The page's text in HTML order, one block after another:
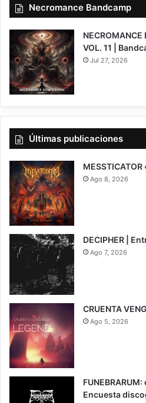
Necromance Bandcamp
VOL. 11 |
Jul 27, 2026
Últimas publicaciones
6.5
Ago 8, 2026
DECIPHER |
Ago 7, 2026
7
CRUENTA
Ago 5, 2026
Encuesta